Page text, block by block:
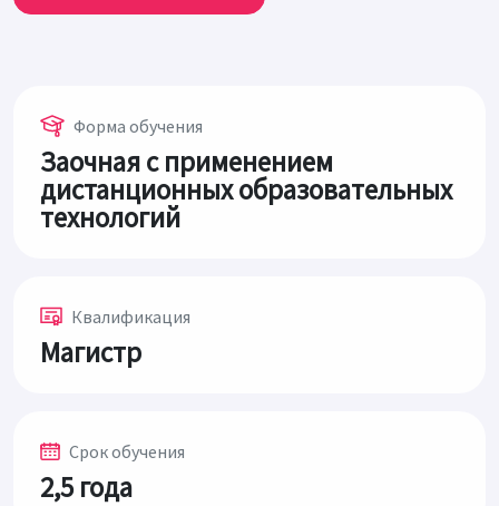
Форма обучения
Заочная с применением
дистанционных образовательных
технологий
Квалификация
Магистр
Срок обучения
2,5 года